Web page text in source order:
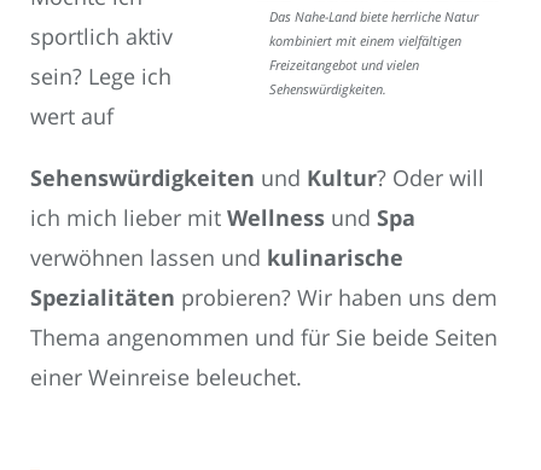
Das Nahe-Land biete herrliche Natur
kombiniert mit einem vielfältigen
Freizeitangebot und vielen
Sehenswürdigkeiten.
sportlich aktiv
sein? Lege ich
wert auf
Sehenswürdigkeiten und Kultur? Oder will
ich mich lieber mit Wellness und Spa
verwöhnen lassen und kulinarische
Spezialitäten probieren? Wir haben uns dem
Thema angenommen und für Sie beide Seiten
einer Weinreise beleuchet.